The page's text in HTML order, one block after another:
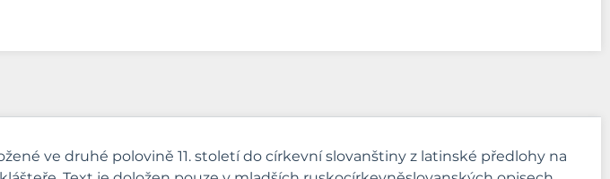
ve druhé polovině 11. století do církevní slovanštiny z latinské předlohy na